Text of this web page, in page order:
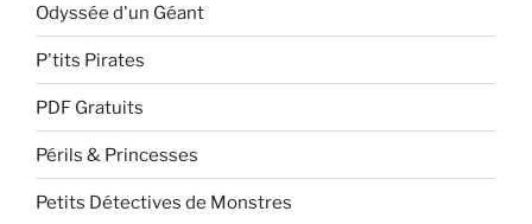
Odyssée d'un Géant
P'tits Pirates
PDF Gratuits
Périls & Princesses
Petits Détectives de Monstres